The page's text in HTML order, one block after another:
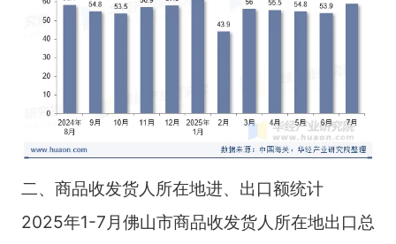
二、商品收发货人所在地进、出口额统计
2025年1-7月佛山市商品收发货人所在地出口总